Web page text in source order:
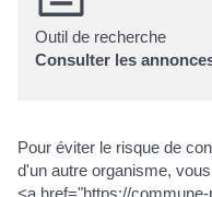
Outil de recherche
Consulter les
Pour éviter le risque de
d'un autre organisme,
<a href="https://